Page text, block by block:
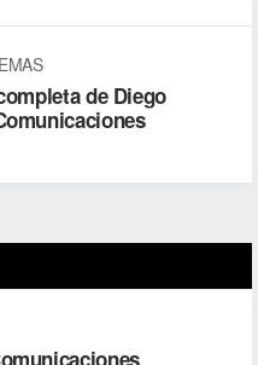
de Diego